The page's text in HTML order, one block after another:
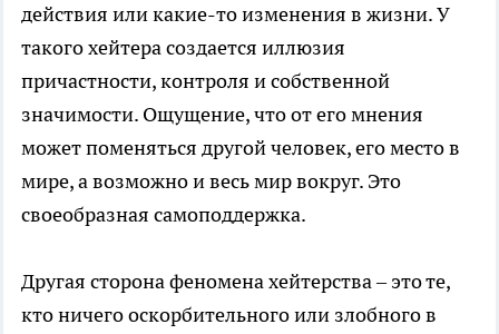
действия или какие-то изменения в жизни. У
такого хейтера создается иллюзия
причастности, контроля и собственной
значимости. Ощущение, что от его мнения
может поменяться другой человек, его место в
мире, а возможно и весь мир вокруг. Это
своеобразная самоподдержка.
Другая сторона феномена хейтерства – это те,
кто ничего оскорбительного или злобного в